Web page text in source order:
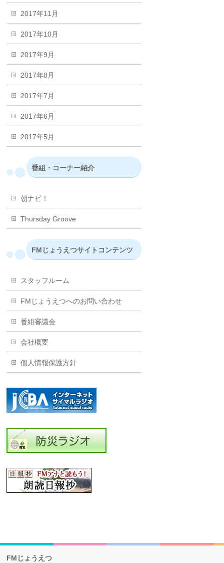
2017年11月
2017年10月
2017年9月
2017年8月
2017年7月
2017年6月
2017年5月
番組・コーナー紹介
朝ナビ！
Thursday Groove
FMじょうえつサイトコンテンツ
スタッフルーム
FMじょうえつへのお問い合わせ
番組審議会
会社概要
個人情報保護方針
FMじょうえつ